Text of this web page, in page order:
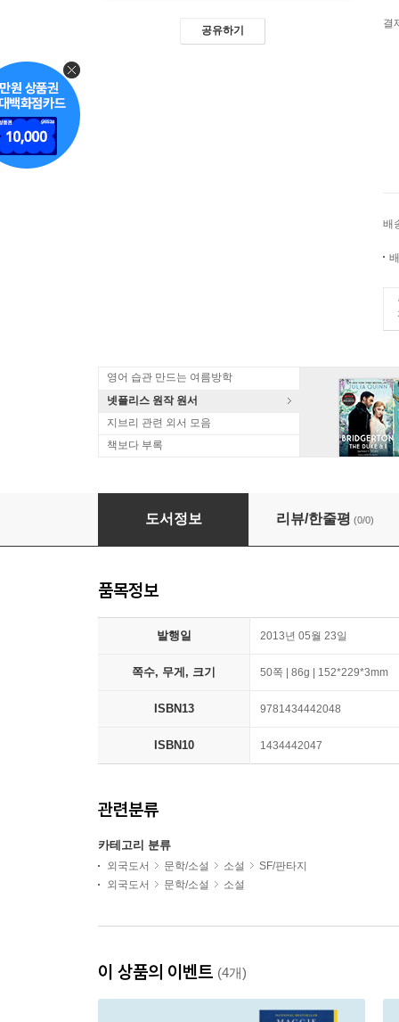
공유하기
결
배
영어 습관 만드는 여름방학
넷플리스 원작 원서
지브리 관련 외서 모음
책보다 부록
The Machine Stops
도서정보 리뷰/한줄평 (0/0)
품목정보
발행일 2013년 05월 23일
쪽수, 무게, 크기 50쪽 | 86g | 152*229*3mm
ISBN13 9781434442048
ISBN10 1434442047
관련분류
카테고리 분류
외국도서 문학/소설 소설
SF/판타지
외국도서
문학/소설 소설
이 상품의 이벤트 (4개)